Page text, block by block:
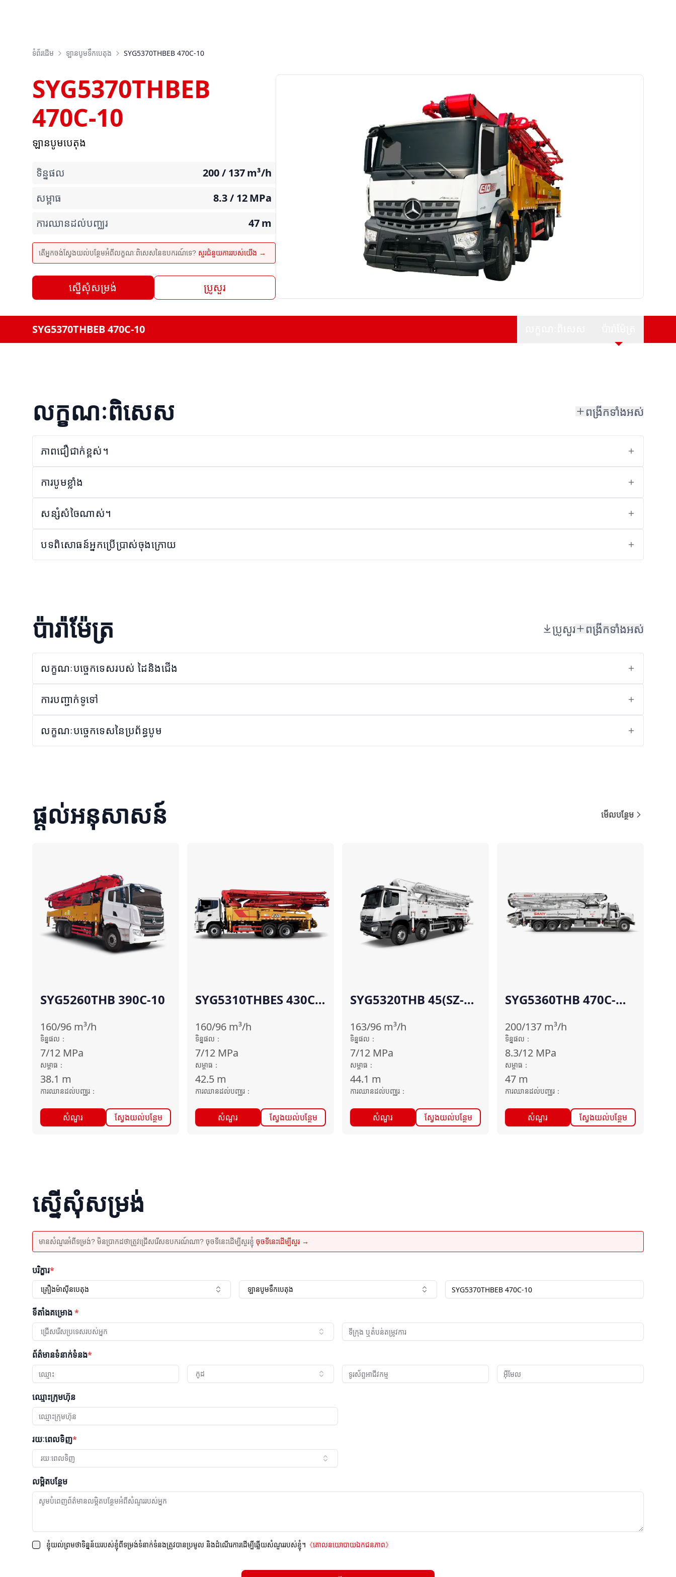
ទំព័រដើម ឡានបូមទឹកបេតុង SYG5370THBEB 470C-10
SYG5370THBEB
470C-10
ឡានបូមបេតុង
ទិន្នផល 200 / 137m³/h
សម្ពាធ
8.3 / 12MPa
ការឈានដល់បញ្ឈរ
47m
តើអ្នកចង់ស្វែងយល់បន្ថែមអំពីលក្ខណៈពិសេសនៃឧបករណ៍ទេ? សួរជំនួយការរបស់យើង →
ស្នើសុំសម្រង់ ប្រូសួរ
SYG5370THBEB 470C-10
លក្ខណៈពិសេស ពង្រីកទាំងអស់
ភាពជឿជាក់ខ្ពស់។
ការបូមខ្លាំង
សន្សំសំចៃណាស់។
បទពិសោធន៍អ្នកប្រើប្រាស់ចុងក្រោយ
ប៉ារ៉ាម៉ែត្រ ប្រូសួរ ពង្រីកទាំងអស់
លក្ខណៈបច្ចេកទេសរបស់ ដៃនិងជើង
ការបញ្ជាក់ទូទៅ
លក្ខណៈបច្ចេកទេសនៃប្រព័ន្ធបូម
ផ្តល់អនុសាសន៍ មើលបន្ថែម
SYG5260THB 390C-10
160/96 m³/h
ទិន្នផល ：
7/12 MPa
សម្ពាធ ：
38.1 m
ការឈានដល់បញ្ឈរ ：
សំណួរ ស្វែងយល់បន្ថែម
SYG5310THBES 430C-
160/96 m³/h
ទិន្នផល ：
7/12 MPa
សម្ពាធ ：
42.5 m
ការឈានដល់បញ្ឈរ ：
សំណួរ ស្វែងយល់បន្ថែម
SYG5320THB 45(SZ-
163/96 m³/h
ទិន្នផល ：
7/12 MPa
សម្ពាធ ：
44.1 m
ការឈានដល់បញ្ឈរ ：
សំណួរ ស្វែងយល់បន្ថែម
SYG5360THB 470C-
200/137 m³/h
ទិន្នផល ：
8.3/12 MPa
សម្ពាធ ：
47 m
ការឈានដល់បញ្ឈរ ：
សំណួរ ស្វែងយល់បន្ថែម
ស្នើសុំសម្រង់
មានសំណួរអំពីទម្រង់? មិនប្រាកដថាត្រូវជ្រើសរើសឧបករណ៍ណា? ចុចទីនេះដើម្បីសួរខ្ញុំ ចុចទីនេះដើម្បីសួរ →
បរិក្ខារ*
គ្រឿងម៉ាស៊ីនបេតុង ឡានបូមទឹកបេតុង
ទីតាំងគម្រោង*
ជ្រើសរើសប្រទេសរបស់អ្នក
ព័ត៌មានទំនាក់ទំនង*
កូដ
ឈ្មោះក្រុមហ៊ុន
រយៈពេលទិញ*
រយៈពេលទិញ
លម្អិតបន្ថែម
ខ្ញុំយល់ព្រមថាទិន្នន័យរបស់ខ្ញុំពីទម្រង់ទំនាក់ទំនងត្រូវបានប្រមូល និងដំណើរការដើម្បីឆ្លើយសំណួររបស់ខ្ញុំ។ 《គោលនយោបាយឯកជនភាព》